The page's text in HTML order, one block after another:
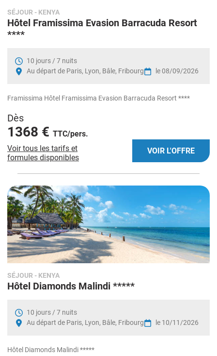
SÉJOUR - KENYA
Hôtel Framissima Evasion Barracuda Resort
****
10 jours / 7 nuits
Au départ de Paris, Lyon, Bâle, Fribourg
le 08/09/2026
Framissima Hôtel Framissima Evasion Barracuda Resort ****
Dès
1368 € TTC/pers.
Voir tous les tarifs et
formules disponibles
VOIR L'OFFRE
SÉJOUR - KENYA
Hôtel Diamonds Malindi *****
10 jours / 7 nuits
Au départ de Paris, Lyon, Bâle, Fribourg
le 10/11/2026
Hôtel Diamonds Malindi *****